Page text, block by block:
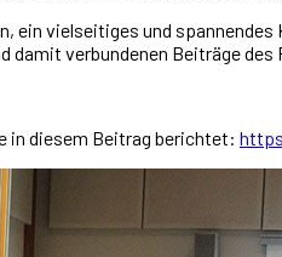
ein vielseitiges und
damit verbundenen Beiträge des
in diesem Beitrag berichtet: